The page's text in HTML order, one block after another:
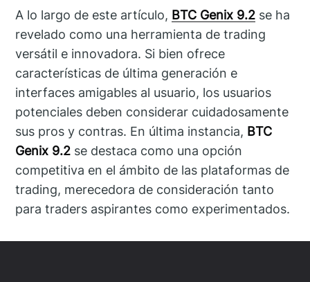
A lo largo de este artículo, BTC Genix 9.2 se ha
revelado como una herramienta de trading
versátil e innovadora. Si bien ofrece
características de última generación e
interfaces amigables al usuario, los usuarios
potenciales deben considerar cuidadosamente
sus pros y contras. En última instancia, BTC
Genix 9.2 se destaca como una opción
competitiva en el ámbito de las plataformas de
trading, merecedora de consideración tanto
para traders aspirantes como experimentados.